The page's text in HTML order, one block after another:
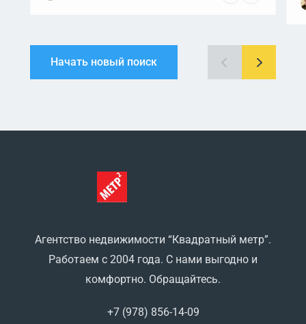
Начать новый поиск
Агентство недвижимости “Квадратный метр”.
Работаем с 2004 года. С нами выгодно и
комфортно. Обращайтесь.
+7 (978) 856-14-09